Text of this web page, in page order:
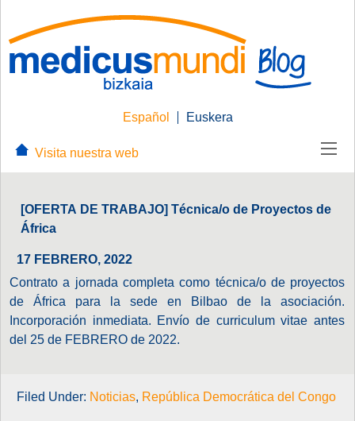
Español Euskera
Visita nuestra web
[OFERTA DE TRABAJO] Técnica/o de Proyectos de
África
17 FEBRERO, 2022
Contrato a jornada completa como técnica/o de proyectos
de África para la sede en Bilbao de la asociación.
Incorporación inmediata. Envío de curriculum vitae antes
del 25 de FEBRERO de 2022.
Filed Under: Noticias, República Democrática del Congo